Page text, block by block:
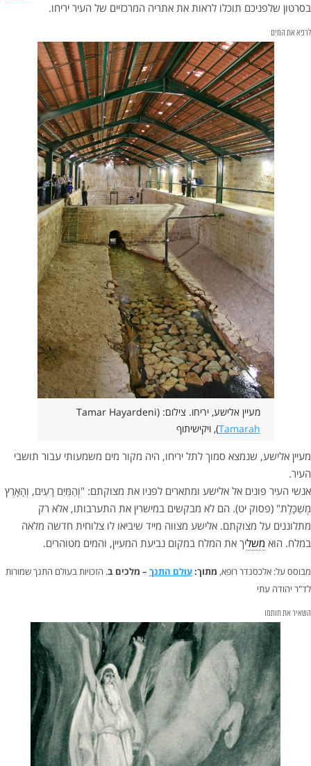
בסרטון שלפניכם תוכלו לראות את אתריה המרכזיים של העיר יריחו.
לרפא את המים
מעיין אלישע, יריחו. צילום: (Tamar Hayardeni
(Tamarah , ויקישיתוף
מעיין אלישע, שנמצא סמוך לתל יריחו, היה מקור מים משמעותי עבור תושבי
העיר.
אנשי העיר פונים אל אלישע ומתארים לפניו את מצוקתם: "וְהַמַּיִם רָעִים, וְהָאָרֶץ
מְשַׁכָּלֶת" (פסוק יט). הם לא מבקשים במישרין את התערבותו, אלא רק
מתלוננים על מצוקתם. אלישע מצווה מייד שיביאו לו צלוחית חדשה מלאה
במלח. הוא משליך את המלח במקום נביעת המעיין, והמים מטוהרים.
מבוסס על: אלכסנדר רופא, מתוך:עולם התנך – מלכים ב. הזכויות בעולם התנך שמורות
לד"ר יהודה עתי
השאיר את חותמו